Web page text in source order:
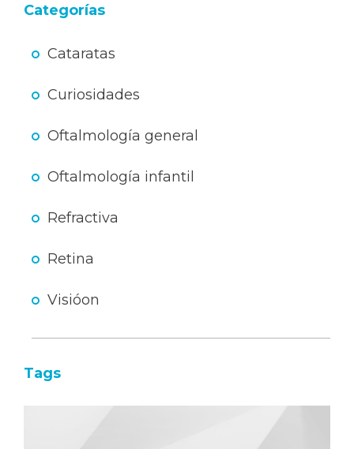
Categorías
Cataratas
Curiosidades
Oftalmología general
Oftalmología infantil
Refractiva
Retina
Visióon
Tags